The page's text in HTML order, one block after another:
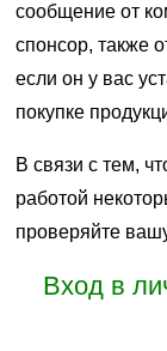
сообщение от
спонсор, также
если он у вас
покупке
В связи с тем,
работой
проверяйте
Вход в